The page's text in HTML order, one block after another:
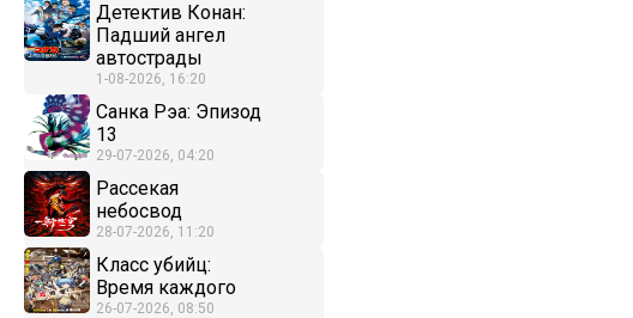
Детектив Конан:
Падший ангел
автострады
1-08-2026, 16:20
Санка Рэа: Эпизод
13
29-07-2026, 04:20
Рассекая
небосвод
28-07-2026, 11:20
Класс убийц:
Время каждого
26-07-2026, 08:50